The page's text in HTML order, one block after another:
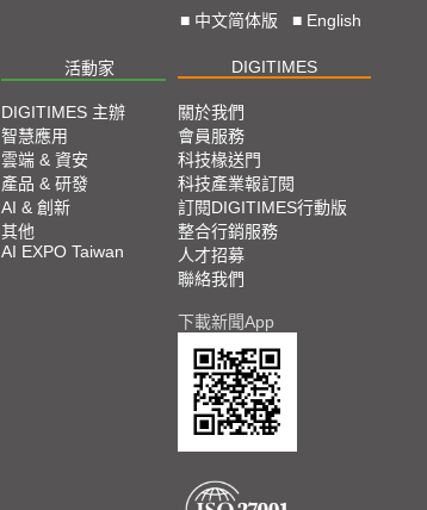
■ 中文简体版 ■ English
活動家 DIGITIMES
DIGITIMES 主辦
智慧應用
雲端 & 資安
產品 & 研發
AI & 創新
其他
AI EXPO Taiwan
關於我們
會員服務
科技椽送門
科技產業報訂閱
訂閱DIGITIMES行動版
整合行銷服務
人才招募
聯絡我們
下載新聞App